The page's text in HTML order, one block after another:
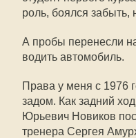
роль, боялся забыть,
А пробы перенесли
водить автомобиль.
Права у меня с 1976
задом. Как задний
Юрьевич Новиков
тренера Сергея